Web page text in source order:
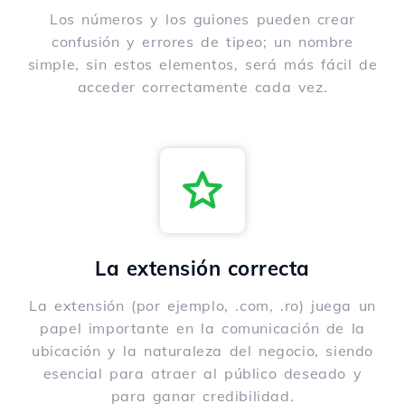
Los números y los guiones pueden crear
confusión y errores de tipeo; un nombre
simple, sin estos elementos, será más fácil de
acceder correctamente cada vez.
La extensión correcta
La extensión (por ejemplo, .com, .ro) juega un
papel importante en la comunicación de la
ubicación y la naturaleza del negocio, siendo
esencial para atraer al público deseado y
para ganar credibilidad.